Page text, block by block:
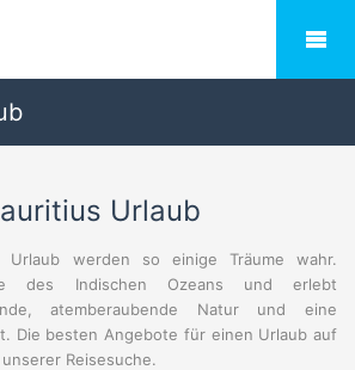
Urlaub
Urlaub werden so einige Träume wahr.
des Indischen Ozeans und erlebt
atemberaubende Natur und eine
Die besten Angebote für einen Urlaub auf
Reisesuche.